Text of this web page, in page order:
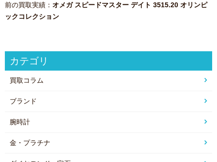
前の買取実績： オメガ スピードマスター デイト 3515.20 オリンピ
ックコレクション
カテゴリ
買取コラム
ブランド
腕時計
金・プラチナ